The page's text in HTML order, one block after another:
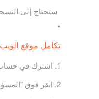
ستحتاج إلى
"
تكامل موقع
اشترك في حساب
انقر فوق